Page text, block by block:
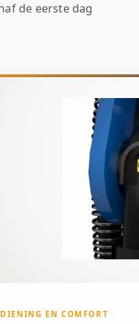
de eerste dag
EN COMFORT